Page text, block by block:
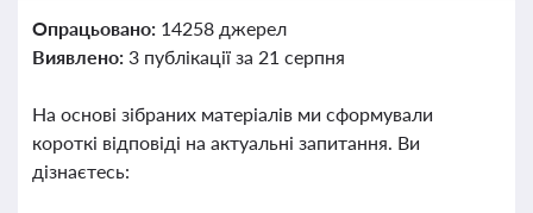
Опрацьовано: 14258 джерел
Виявлено: 3 публікації за 21 серпня
На основі зібраних матеріалів ми сформували
короткі відповіді на актуальні запитання. Ви
дізнаєтесь: